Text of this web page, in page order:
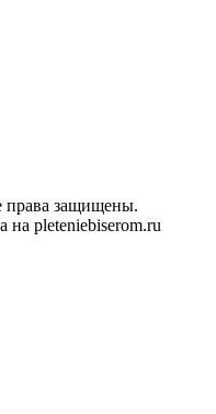
права защищены.
на pleteniebiserom.ru